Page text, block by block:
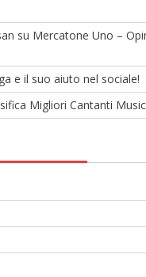
su Mercatone Uno –
e il suo aiuto nel sociale!
Migliori Cantanti